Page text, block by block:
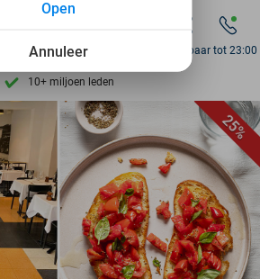
7 dagen per week beschikbaar
10+ miljoen leden
9,4 op basis van
Ontdek 15.000+ deals
7 dagen per week beschikbaar
10+ miljoen leden
Bereikbaar tot 23:00
25%
Annuleer
Open